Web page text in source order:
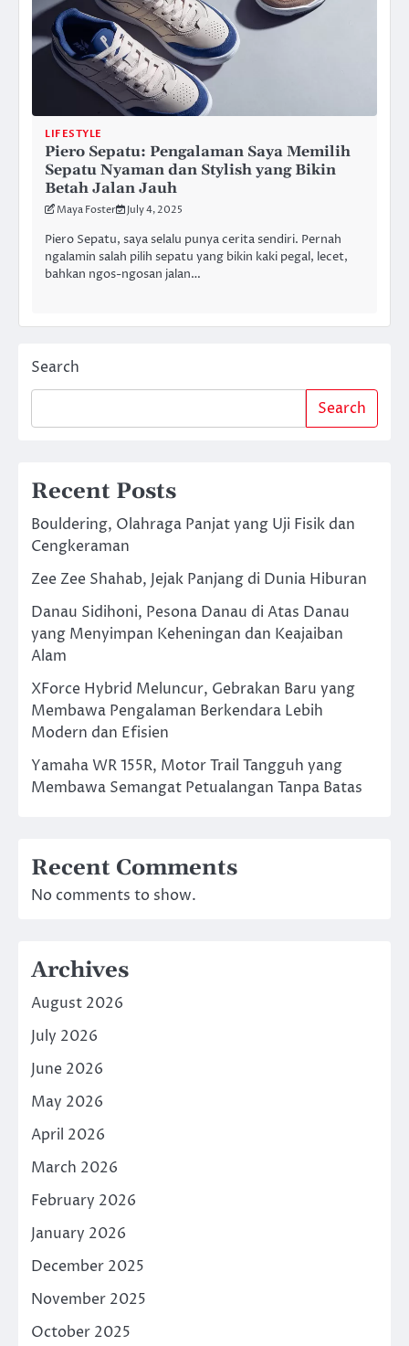
LIFESTYLE
Piero Sepatu: Pengalaman Saya Memilih
Sepatu Nyaman dan Stylish yang Bikin
Betah Jalan Jauh
Maya Foster July 4, 2025
Piero Sepatu, saya selalu punya cerita sendiri. Pernah
ngalamin salah pilih sepatu yang bikin kaki pegal, lecet,
bahkan ngos-ngosan jalan…
Search
Search
Recent Posts
Bouldering, Olahraga Panjat yang Uji Fisik dan
Cengkeraman
Zee Zee Shahab, Jejak Panjang di Dunia Hiburan
Danau Sidihoni, Pesona Danau di Atas Danau
yang Menyimpan Keheningan dan Keajaiban
Alam
XForce Hybrid Meluncur, Gebrakan Baru yang
Membawa Pengalaman Berkendara Lebih
Modern dan Efisien
Yamaha WR 155R, Motor Trail Tangguh yang
Membawa Semangat Petualangan Tanpa Batas
Recent Comments
No comments to show.
Archives
August 2026
July 2026
June 2026
May 2026
April 2026
March 2026
February 2026
January 2026
December 2025
November 2025
October 2025